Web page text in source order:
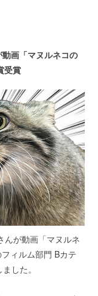
動画「マヌルネコの
受賞
んが動画「マヌルネ
ィルム部門 Bカテ
した。